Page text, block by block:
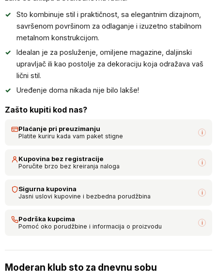
Sto kombinuje stil i praktičnost, sa elegantnim dizajnom,
savršenom površinom za odlaganje i izuzetno stabilnom
metalnom konstrukcijom.
Idealan je za posluženje, omiljene magazine, daljinski
upravljač ili kao postolje za dekoraciju koja odražava vaš
lični stil.
Uređenje doma nikada nije bilo lakše!
Zašto kupiti kod nas?
Plaćanje pri preuzimanju
Platite kuriru kada vam paket stigne i
Kupovina bez registracije
Poručite brzo bez kreiranja naloga i
Sigurna kupovina
Jasni uslovi kupovine i bezbedna porudžbina i
Podrška kupcima
Pomoć oko porudžbine i informacija o proizvodu i
Moderan klub sto za dnevnu sobu